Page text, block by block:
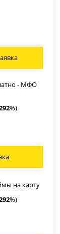
- МФО
%)
на карту
%)